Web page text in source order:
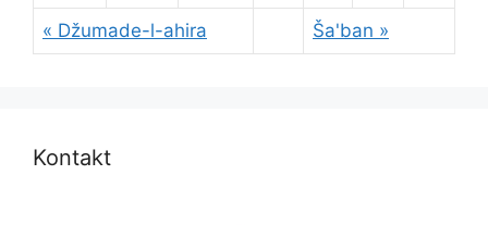
« Džumade-l-ahira Ša'ban »
Kontakt